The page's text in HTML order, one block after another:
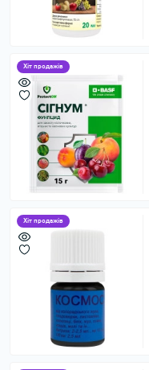
Хіт продажів
Хіт продажів